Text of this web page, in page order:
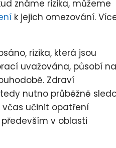
známe rizika, můžeme
k jejich omezování.
rizika, která jsou
uvažována, působí na
Zdraví
nutno průběžně
učinit opatření
v oblasti